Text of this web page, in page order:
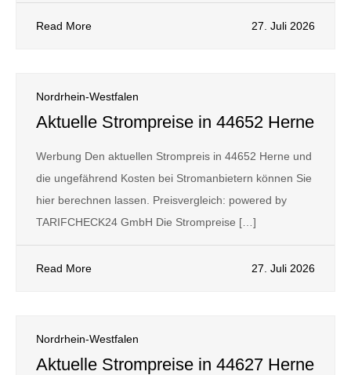
Read More 27. Juli 2026
Nordrhein-Westfalen
Aktuelle Strompreise in 44652 Herne
Werbung Den aktuellen Strompreis in 44652 Herne und
die ungefährend Kosten bei Stromanbietern können Sie
hier berechnen lassen. Preisvergleich: powered by
TARIFCHECK24 GmbH Die Strompreise […]
Read More 27. Juli 2026
Nordrhein-Westfalen
Aktuelle Strompreise in 44627 Herne